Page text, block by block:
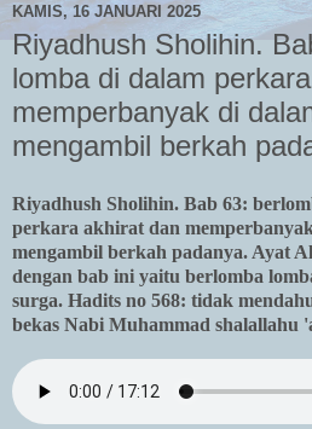
KAMIS, 16 JANUARI 2025
Riyadhush Sholihin.
lomba di dalam
memperbanyak di
mengambil berkah
Riyadhush Sholihin. Bab 63:
perkara akhirat dan
mengambil berkah padanya. Ayat
dengan bab ini yaitu berlomba
surga. Hadits no 568: tidak
bekas Nabi Muhammad shalallahu